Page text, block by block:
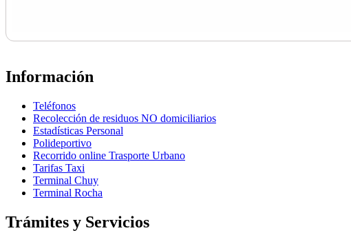
Información
Teléfonos
Recolección de residuos NO domiciliarios
Estadísticas Personal
Polideportivo
Recorrido online Trasporte Urbano
Tarifas Taxi
Terminal Chuy
Terminal Rocha
Trámites y Servicios